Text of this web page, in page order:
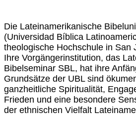
Die Lateinamerikanische
(Universidad Bíblica
theologische Hochschule in San
Ihre Vorgängerinstitution, das
Bibelseminar SBL, hat ihre
Grundsätze der UBL sind
ganzheitliche Spiritualität,
Frieden und eine besondere
der ethnischen Vielfalt